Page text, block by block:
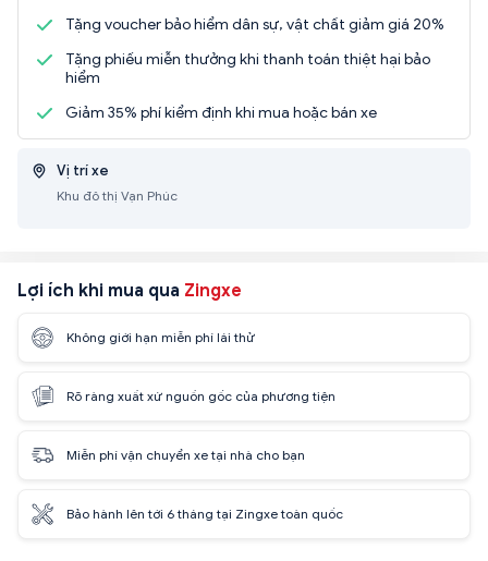
Tặng voucher bảo hiểm dân sự, vật chất giảm giá 20%
Tặng phiếu miễn thưởng khi thanh toán thiệt hại bảo
hiểm
Giảm 35% phí kiểm định khi mua hoặc bán xe
Vị trí xe
Khu đô thị Vạn Phúc
Lợi ích khi mua qua Zingxe
Không giới hạn miễn phí lái thử
Rõ ràng xuất xứ nguồn gốc của phương tiện
Miễn phí vận chuyển xe tại nhà cho bạn
Bảo hành lên tới 6 tháng tại Zingxe toàn quốc